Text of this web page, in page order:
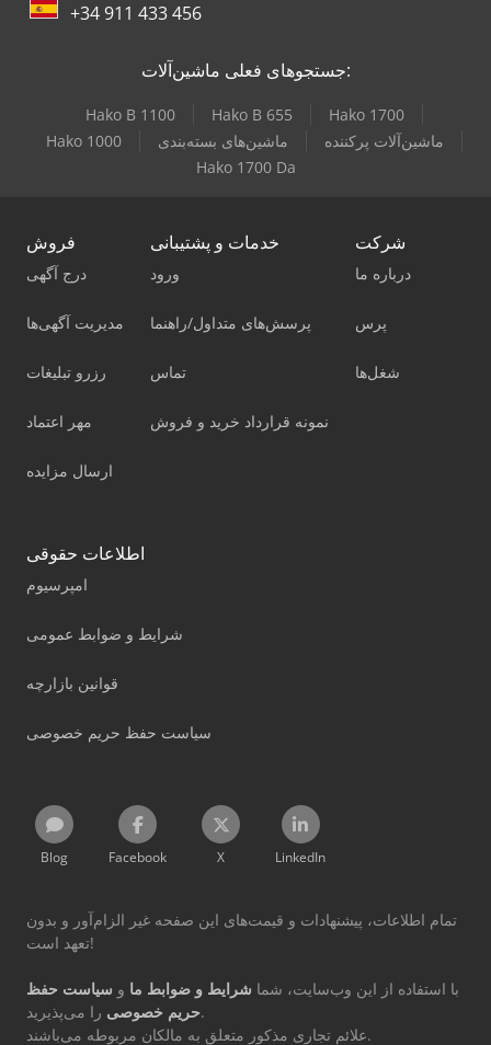
+34 911 433 456
جستجوهای فعلی ماشین‌آلات:
Hako B 1100 Hako B 655
Hako 1700
Hako 1000
ماشین‌های بسته‌بندی
ماشین‌آلات پرکننده
Hako 1700 Da
فروش
درج آگهی
مدیریت آگهی‌ها
رزرو تبلیغات
مهر اعتماد
ارسال مزایده
خدمات و پشتیبانی
ورود
پرسش‌های متداول/راهنما
تماس
نمونه قرارداد خرید و فروش
شرکت
درباره ما
پرس
شغل‌ها
اطلاعات حقوقی
امپرسیوم
شرایط و ضوابط عمومی
قوانین بازارچه
سیاست حفظ حریم خصوصی
Blog Facebook X LinkedIn
تمام اطلاعات، پیشنهادات و قیمت‌های این صفحه غیر الزام‌آور و بدون
تعهد است!
با استفاده از این وب‌سایت، شما شرایط و ضوابط ما و سیاست حفظ
حریم خصوصیرا می‌پذیرید.
علائم تجاری مذکور متعلق به مالکان مربوطه می‌باشند.